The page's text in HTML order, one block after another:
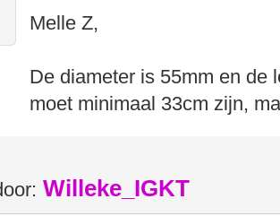
Melle Z,
De diameter is 55mm en de
moet minimaal 33cm zijn,
Willeke_IGKT